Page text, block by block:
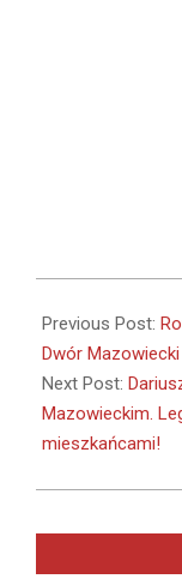
06-
21
Previous Post:
Dwór
Next Post:
Mazowieckim.
mieszkańcami!